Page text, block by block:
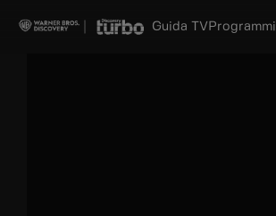
Guida TV Programmi